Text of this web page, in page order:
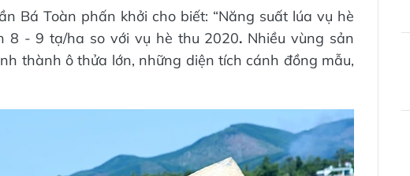
Bá Toàn phấn khởi cho biết: “Năng suất lúa vụ hè
8 - 9 tạ/ha so với vụ hè thu 2020. Nhiều vùng sản
thành ô thửa lớn, những diện tích cánh đồng mẫu,